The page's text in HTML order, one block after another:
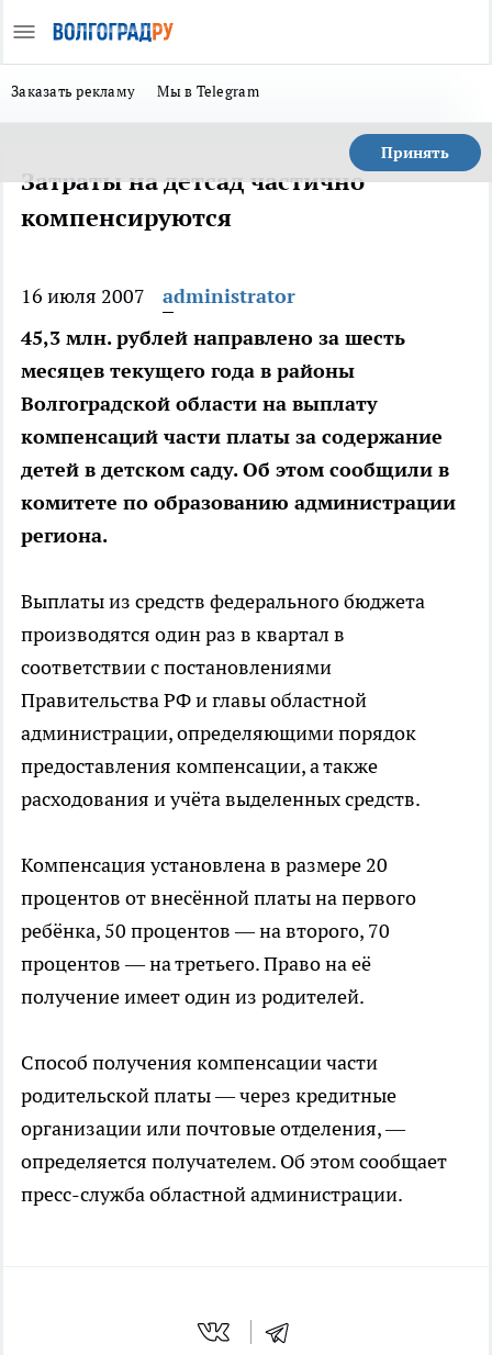
Заказать рекламу Мы в Telegram
Принять
Затраты на детсад частично
компенсируются
16 июля 2007
administrator
45,3 млн. рублей направлено за шесть
месяцев текущего года в районы
Волгоградской области на выплату
компенсаций части платы за содержание
детей в детском саду. Об этом сообщили в
комитете по образованию администрации
региона.
Выплаты из средств федерального бюджета
производятся один раз в квартал в
соответствии с постановлениями
Правительства РФ и главы областной
администрации, определяющими порядок
предоставления компенсации, а также
расходования и учёта выделенных средств.
Компенсация установлена в размере 20
процентов от внесённой платы на первого
ребёнка, 50 процентов — на второго, 70
процентов — на третьего. Право на её
получение имеет один из родителей.
Способ получения компенсации части
родительской платы — через кредитные
организации или почтовые отделения, —
определяется получателем. Об этом сообщает
пресс-служба областной администрации.